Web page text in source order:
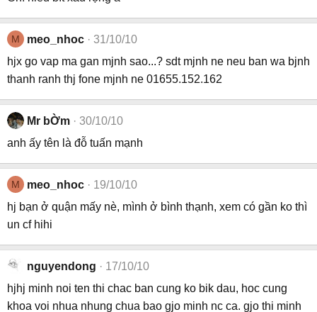
M meo_nhoc
31/10/10
hjx go vap ma gan mjnh sao...? sdt mjnh ne neu ban wa bjnh
thanh ranh thj fone mjnh ne 01655.152.162
Mr bỜm
30/10/10
anh ấy tên là đỗ tuấn mạnh
M meo_nhoc
19/10/10
hj bạn ở quận mấy nè, mình ở bình thạnh, xem có gần ko thì
un cf hihi
nguyendong
17/10/10
hjhj minh noi ten thi chac ban cung ko bik dau, hoc cung
khoa voi nhua nhung chua bao gjo minh nc ca. gjo thi minh